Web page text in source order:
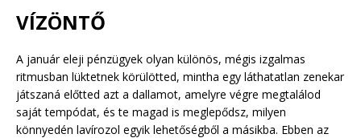
VÍZÖNTŐ
A január eleji pénzügyek olyan különös, mégis izgalmas
ritmusban lüktetnek körülötted, mintha egy láthatatlan zenekar
játszaná előtted azt a dallamot, amelyre végre megtalálod
saját tempódat, és te magad is meglepődsz, milyen
könnyedén lavírozol egyik lehetőségből a másikba. Ebben az